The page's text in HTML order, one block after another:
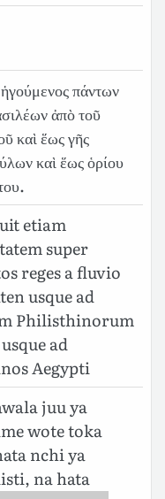
πάντων
ἀπὸ τοῦ
καὶ ἕως γῆς
καὶ ἕως ὁρίου
etiam
super
reges a fluvio
usque ad
Philisthinorum
ad
Aegypti
juu ya
wote toka
nchi ya
na hata